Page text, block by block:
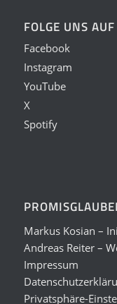
FOLGE UNS AUF
Facebook
Instagram
YouTube
X
Spotify
Markus Kosian –
Andreas Reiter –
Impressum
Privatsphäre-